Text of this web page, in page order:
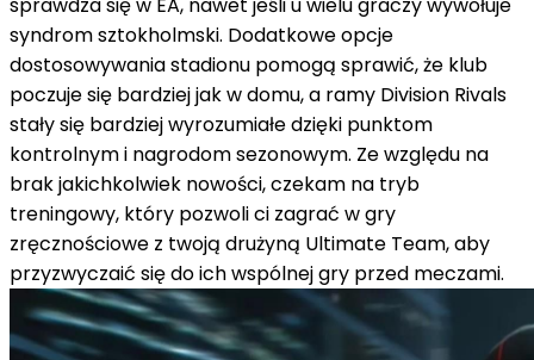
syndrom sztokholmski. Dodatkowe opcje
dostosowywania stadionu pomogą sprawić, że klub
poczuje się bardziej jak w domu, a ramy Division Rivals
stały się bardziej wyrozumiałe dzięki punktom
kontrolnym i nagrodom sezonowym. Ze względu na
brak jakichkolwiek nowości, czekam na tryb
treningowy, który pozwoli ci zagrać w gry
zręcznościowe z twoją drużyną Ultimate Team, aby
przyzwyczaić się do ich wspólnej gry przed meczami.